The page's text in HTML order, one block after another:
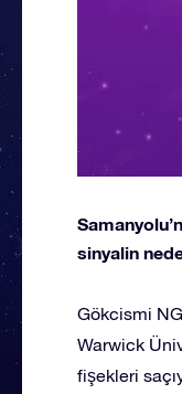
sinyalin
Gökcismi
Warwick
fişekleri